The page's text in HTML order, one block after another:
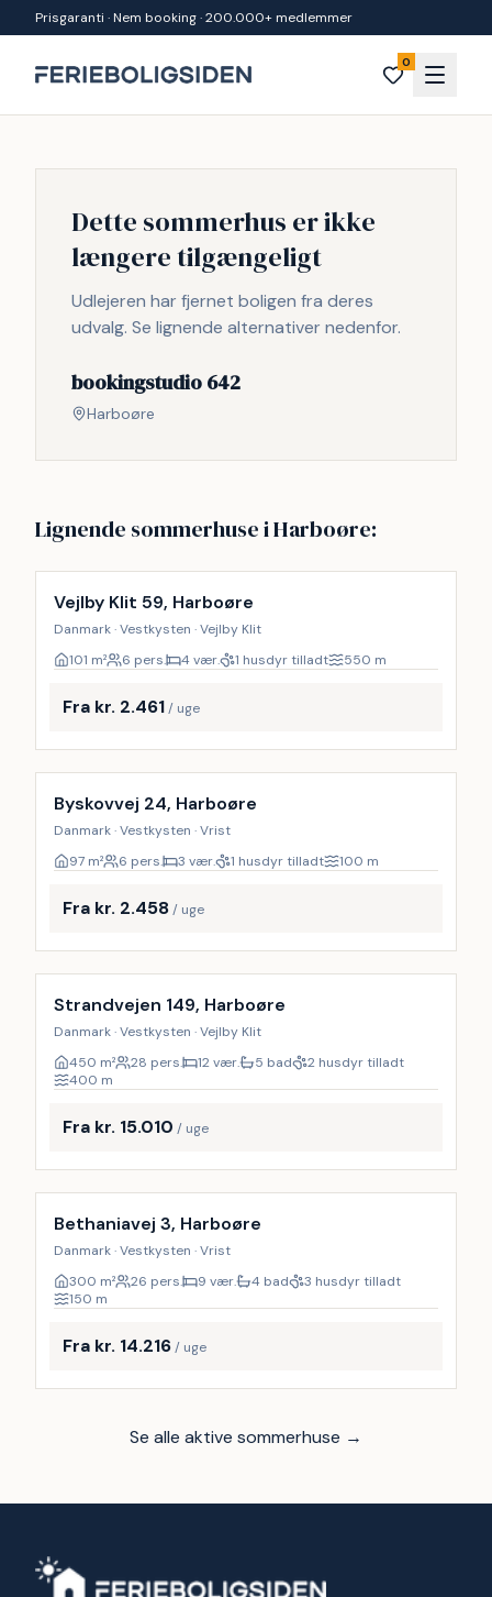
Spring til indhold
Prisgaranti · Nem booking · 200.000+ medlemmer
0
Dette sommerhus er ikke
længere tilgængeligt
Udlejeren har fjernet boligen fra deres
udvalg. Se lignende alternativer nedenfor.
bookingstudio 642
Harboøre
Lignende sommerhuse i Harboøre:
Vejlby Klit 59, Harboøre
Danmark · Vestkysten · Vejlby Klit
101 m² 6 pers. 4 vær. 1 husdyr tilladt 550 m
Fra kr. 2.461/ uge
Byskovvej 24, Harboøre
Danmark · Vestkysten · Vrist
97 m² 6 pers. 3 vær. 1 husdyr tilladt 100 m
Fra kr. 2.458/ uge
Inkl. rengøring
Strandvejen 149, Harboøre
Danmark · Vestkysten · Vejlby Klit
450 m² 28 pers. 12 vær. 5 bad
2 husdyr tilladt
400 m
Fra kr. 15.010 / uge
Inkl. rengøring
Bethaniavej 3, Harboøre
Danmark · Vestkysten · Vrist
300 m² 26 pers. 9 vær. 4 bad
3 husdyr tilladt
150 m
Fra kr. 14.216/ uge
Se alle aktive sommerhuse →